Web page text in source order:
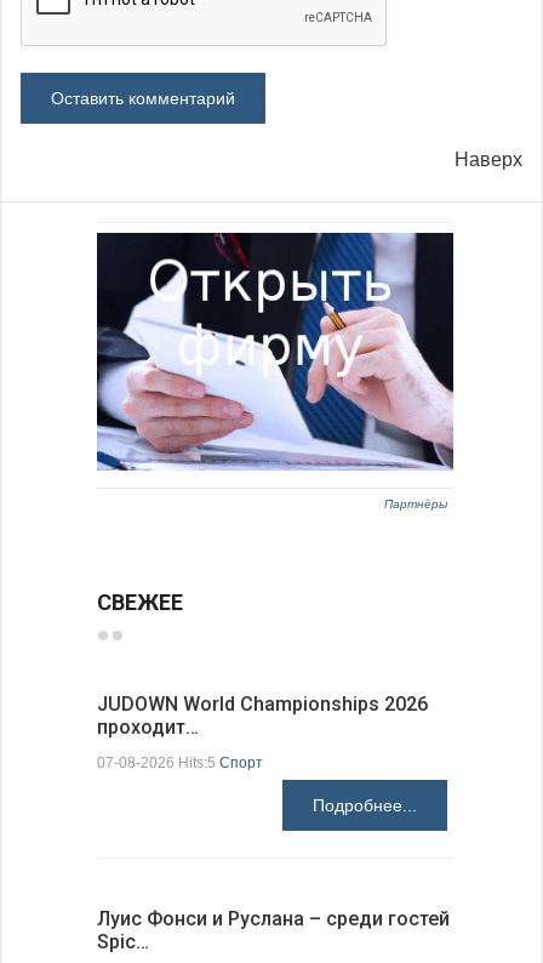
Наверх
Партнёры
СВЕЖЕЕ
JUDOWN World Championships 2026
проходит…
07-08-2026 Hits:5 Спорт
Подробнее...
Луис Фонси и Руслана – среди гостей
Spic…